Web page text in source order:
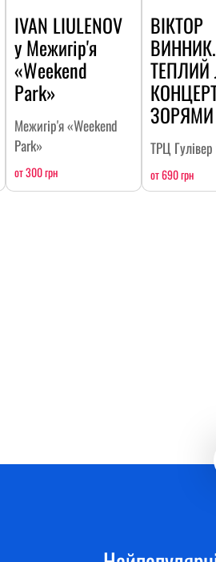
IVAN LIULENOV
у Межигір'я
«Weekend
Park»
Межигір'я «Weekend
Park»
от 300 грн
ВІКТОР
ТЕПЛИЙ
ЗОРЯМИ
ТРЦ Гулівер
от 690 грн